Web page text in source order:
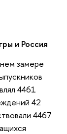
и Россия
замере
4461
42
4467